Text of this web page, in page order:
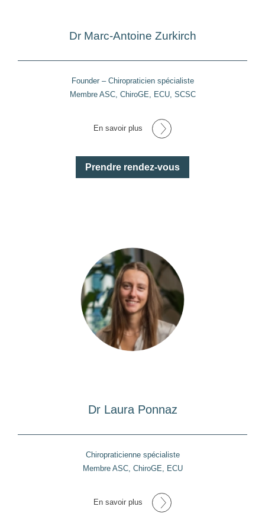
Dr Marc-Antoine Zurkirch
Founder – Chiropraticien spécialiste
Membre ASC, ChiroGE, ECU, SCSC
En savoir plus
Prendre rendez-vous
Dr Laura Ponnaz
Chiropraticienne spécialiste
Membre ASC, ChiroGE, ECU
En savoir plus